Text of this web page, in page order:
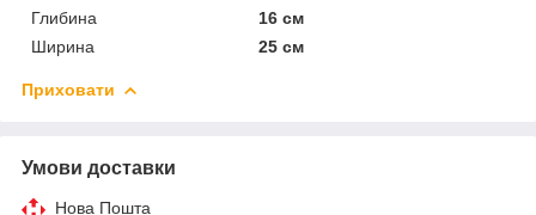
Глибина
16 см
Ширина
25 см
Приховати
Умови доставки
Нова Пошта